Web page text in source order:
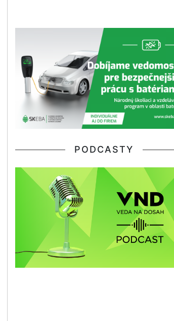
PODCASTY